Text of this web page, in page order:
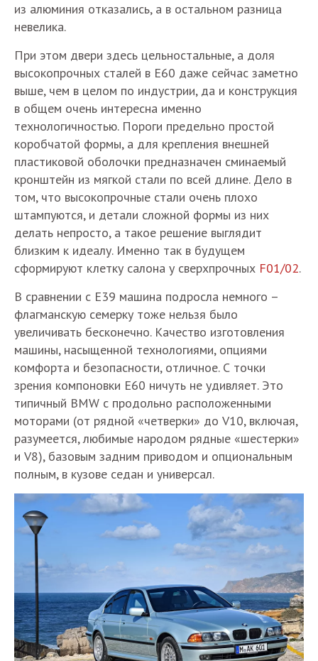
из алюминия отказались, а в остальном разница
невелика.
При этом двери здесь цельностальные, а доля
высокопрочных сталей в Е60 даже сейчас заметно
выше, чем в целом по индустрии, да и конструкция
в общем очень интересна именно
технологичностью. Пороги предельно простой
коробчатой формы, а для крепления внешней
пластиковой оболочки предназначен сминаемый
кронштейн из мягкой стали по всей длине. Дело в
том, что высокопрочные стали очень плохо
штампуются, и детали сложной формы из них
делать непросто, а такое решение выглядит
близким к идеалу. Именно так в будущем
сформируют клетку салона у сверхпрочных F01/02.
В сравнении с Е39 машина подросла немного –
флагманскую семерку тоже нельзя было
увеличивать бесконечно. Качество изготовления
машины, насыщенной технологиями, опциями
комфорта и безопасности, отличное. С точки
зрения компоновки Е60 ничуть не удивляет. Это
типичный BMW с продольно расположенными
моторами (от рядной «четверки» до V10, включая,
разумеется, любимые народом рядные «шестерки»
и V8), базовым задним приводом и опциональным
полным, в кузове седан и универсал.